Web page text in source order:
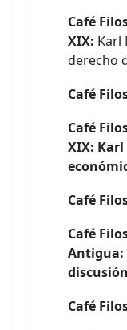
Café
XIX: Karl
derecho
Café
Café
XIX:
Café
Café
Antigua:
Café